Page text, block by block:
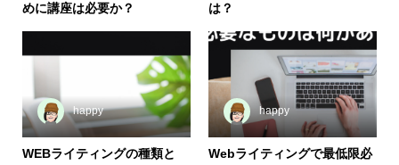
めに講座は必要か？
は？
happy
WEBライティングの種類と
happy
Webライティングで最低限必